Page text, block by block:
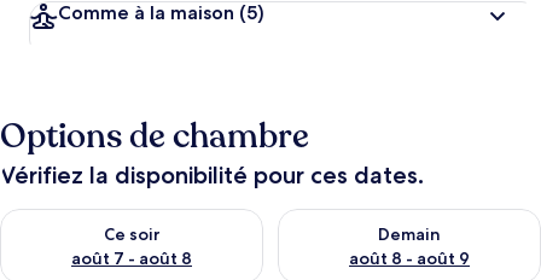
Comme à la maison (5)
Options de chambre
Vérifiez la disponibilité pour ces dates.
Ce soir
août 7 - août 8
Vérifier la disponibilité pour ce soir août 7 - août 8
Demain
août 8 - août 9
Vérifier la disponibilité pour